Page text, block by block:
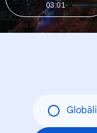
03:01
Globāli